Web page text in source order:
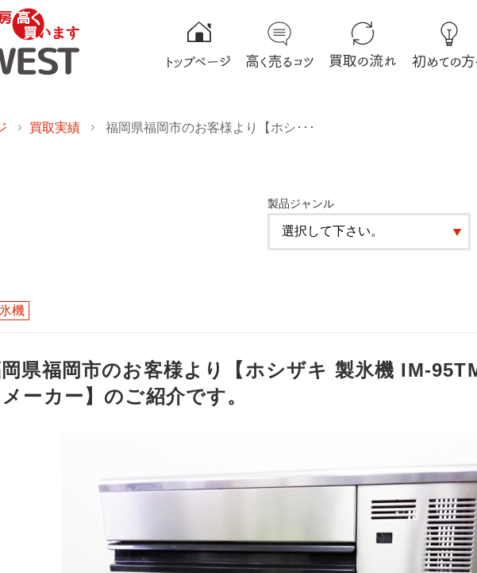
買取実績 福岡県福岡市のお客様より【ホシ･･･
製品ジャンル
機
県福岡市のお客様より【ホシザキ 製氷機 IM-
ーカー】のご紹介です。